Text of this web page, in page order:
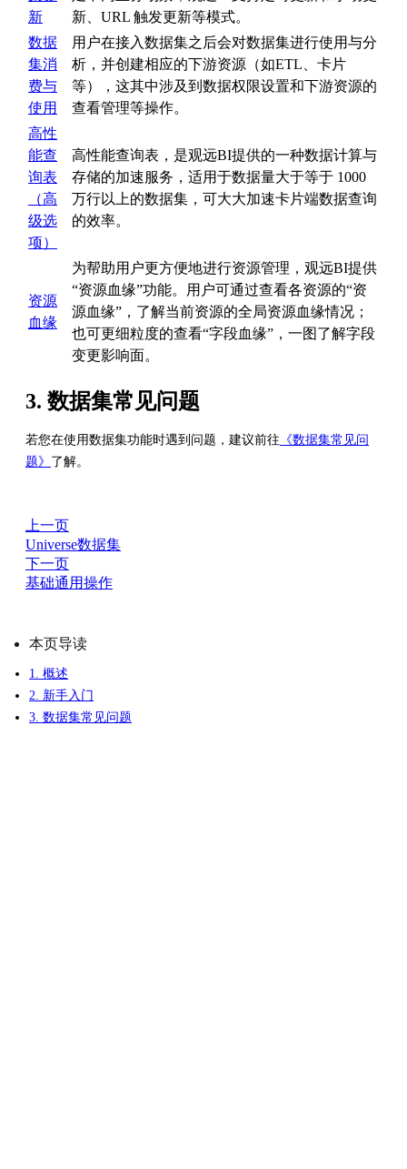
新
新、URL 触发更新等模式。
数据
集消
费与
使用
用户在接入数据集之后会对数据集进行使用与分
析，并创建相应的下游资源（如ETL、卡片
等），这其中涉及到数据权限设置和下游资源的
查看管理等操作。
高性
能查
询表
（高
级选
项）
高性能查询表，是观远BI提供的一种数据计算与
存储的加速服务，适用于数据量大于等于 1000
万行以上的数据集，可大大加速卡片端数据查询
的效率。
资源
血缘
为帮助用户更方便地进行资源管理，观远BI提供
“资源血缘”功能。用户可通过查看各资源的“资
源血缘”，了解当前资源的全局资源血缘情况；
也可更细粒度的查看“字段血缘”，一图了解字段
变更影响面。
3. 数据集常见问题
若您在使用数据集功能时遇到问题，建议前往 《数据集常见问
题》 了解。
上一页
Universe数据集
下一页
基础通用操作
本页导读
1. 概述
2. 新手入门
3. 数据集常见问题